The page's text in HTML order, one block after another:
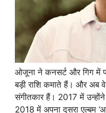
ओजूना ने कनसर्ट और गिग में
बड़ी राशि कमाते हैं। और अब
संगीतकार हैं। 2017 में
2018 में अपना दूसरा एल्बम